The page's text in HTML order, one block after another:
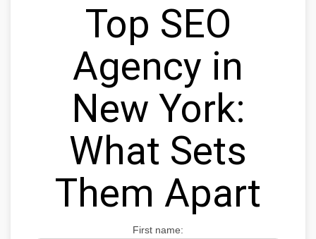
Top SEO
Agency in
New York:
What Sets
Them Apart
First name: